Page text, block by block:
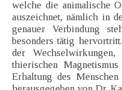
welche die animalische
auszeichnet, nämlich in
genauer Verbindung
besonders tätig
der
thierischen
Erhaltung des Menschen